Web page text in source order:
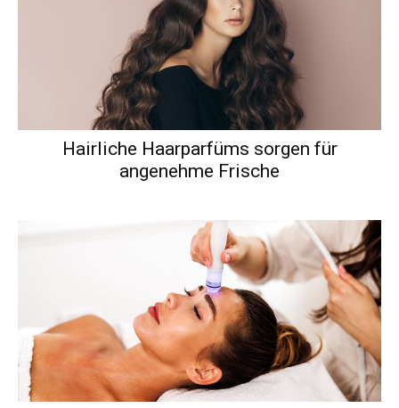
Hairliche Haarparfüms sorgen für
angenehme Frische